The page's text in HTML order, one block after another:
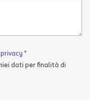
*
dati per finalità di